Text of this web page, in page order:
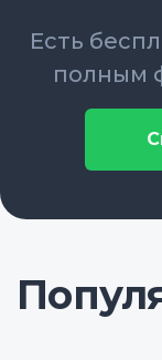
Есть
полным